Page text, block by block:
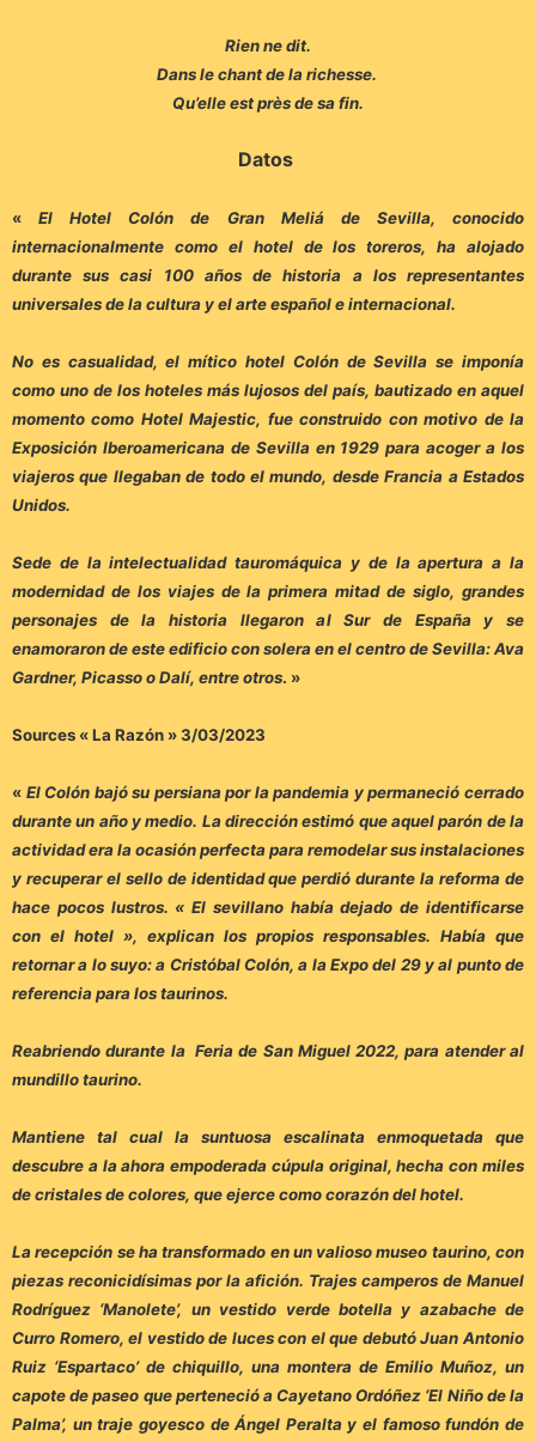
Rien ne dit.
Dans le chant de la richesse.
Qu’elle est près de sa fin.
Datos
«El Hotel Colón de Gran Meliá de Sevilla, conocido
internacionalmente como el hotel de los toreros, ha alojado
durante sus casi 100 años de historia a los representantes
universales de la cultura y el arte español e internacional.
No es casualidad, el mítico hotel Colón de Sevilla se imponía
como uno de los hoteles más lujosos del país, bautizado en aquel
momento como Hotel Majestic, fue construido con motivo de la
Exposición Iberoamericana de Sevilla en 1929 para acoger a los
viajeros que llegaban de todo el mundo, desde Francia a Estados
Unidos.
Sede de la intelectualidad tauromáquica y de la apertura a la
modernidad de los viajes de la primera mitad de siglo, grandes
personajes de la historia llegaron al Sur de España y se
enamoraron de este edificio con solera en el centro de Sevilla: Ava
Gardner, Picasso o Dalí, entre otros. »
Sources « La Razón » 3/03/2023
« El Colón bajó su persiana por la pandemia y permaneció cerrado
durante un año y medio. La dirección estimó que aquel parón de la
actividad era la ocasión perfecta para remodelar sus instalaciones
y recuperar el sello de identidad que perdió durante la reforma de
hace pocos lustros. « El sevillano había dejado de identificarse
con el hotel », explican los propios responsables. Había que
retornar a lo suyo: a Cristóbal Colón, a la Expo del 29 y al punto de
referencia para los taurinos.
Reabriendo durante la Feria de San Miguel 2022, para atender al
mundillo taurino.
Mantiene tal cual la suntuosa escalinata enmoquetada que
descubre a la ahora empoderada cúpula original, hecha con miles
de cristales de colores, que ejerce como corazón del hotel.
La recepción se ha transformado en un valioso museo taurino, con
piezas reconicidísimas por la afición. Trajes camperos de Manuel
Rodríguez ‘Manolete’, un vestido verde botella y azabache de
Curro Romero, el vestido de luces con el que debutó Juan Antonio
Ruiz ‘Espartaco’ de chiquillo, una montera de Emilio Muñoz, un
capote de paseo que perteneció a Cayetano Ordóñez ‘El Niño de la
Palma’, un traje goyesco de Ángel Peralta y el famoso fundón de